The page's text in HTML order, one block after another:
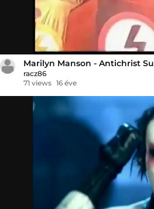
Marilyn Manson - Antichrist Su
racz86
71 views 16 éve